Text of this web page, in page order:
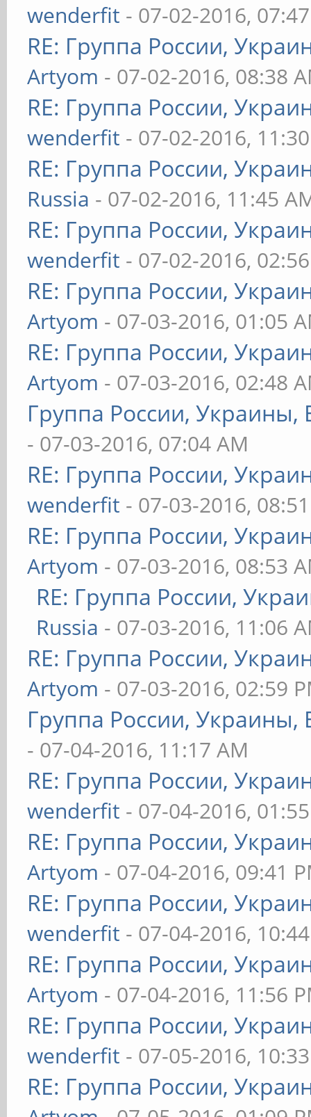
wenderfit - 07-02-2016,
RE: Группа России,
Artyom - 07-02-2016, 08:38
RE: Группа России,
wenderfit - 07-02-2016,
RE: Группа России,
Russia - 07-02-2016, 11:45
RE: Группа России,
wenderfit - 07-02-2016,
RE: Группа России,
Artyom - 07-03-2016, 01:05
RE: Группа России,
Artyom - 07-03-2016, 02:48
Группа России, Украины,
- 07-03-2016, 07:04 AM
RE: Группа России,
wenderfit - 07-03-2016,
RE: Группа России,
Artyom - 07-03-2016, 08:53
RE: Группа России,
Russia - 07-03-2016, 11:06
RE: Группа России,
Artyom - 07-03-2016, 02:59
Группа России, Украины,
- 07-04-2016, 11:17 AM
RE: Группа России,
wenderfit - 07-04-2016,
RE: Группа России,
Artyom - 07-04-2016, 09:41
RE: Группа России,
wenderfit - 07-04-2016,
RE: Группа России,
Artyom - 07-04-2016, 11:56
RE: Группа России,
wenderfit - 07-05-2016,
RE: Группа России,